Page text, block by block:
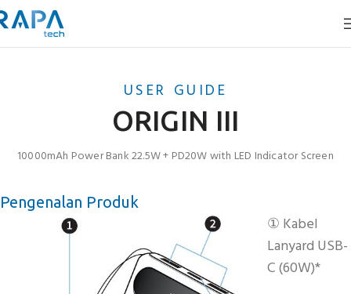
USER GUIDE
ORIGIN III
10000mAh Power Bank 22.5W + PD20W with LED Indicator Screen
Pengenalan Produk
① Kabel
Lanyard USB-
C (60W)*